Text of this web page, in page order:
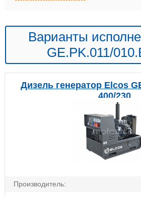
Варианты
GE.PK.011/
Дизель генератор Elcos
400/230
Производитель: